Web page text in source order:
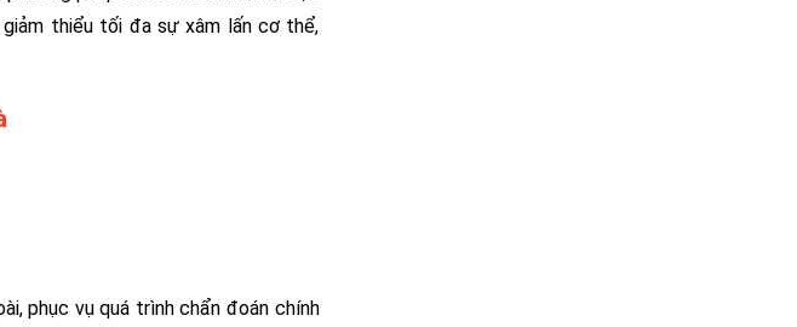
thiểu tối đa sự xâm lấn cơ thể,
phục vụ quá trình chẩn đoán chính